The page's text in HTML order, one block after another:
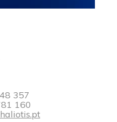
357​​​​​​​​​​​​​​
160